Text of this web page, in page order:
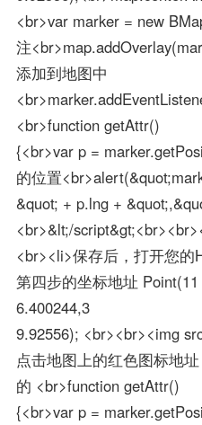
<br>var marker = new
注
添加到地图中
<br>function getAttr()
{<br>var p =
的位置
&quot; + p.lng +
<br>&lt;/
<br><li>保存后，打开您的
第四步的坐标地址 Point(11
6.400244,3
9.92556); <br><br><img
点击地图上的红色图标地
的 <br>function getAttr()
{<br>var p =